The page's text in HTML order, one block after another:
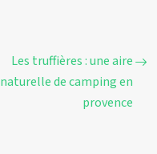
Les truffières : une aire
naturelle de camping en
provence